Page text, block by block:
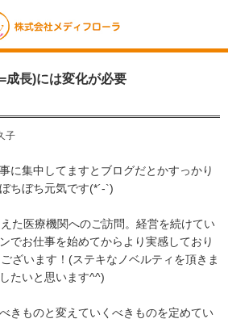
成長)には変化が必要
子
に集中してますとブログだとかすっかり
ちぼち元気です(*´-`)
た医療機関へのご訪問。経営を続けてい
でお仕事を始めてからより実感しており
ざいます！(ステキなノベルティを頂きま
たいと思います^^)
きものと変えていくべきものを定めてい